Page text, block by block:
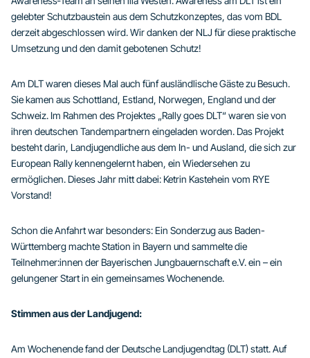
gelebter Schutzbaustein aus dem Schutzkonzeptes, das vom BDL
derzeit abgeschlossen wird. Wir danken der NLJ für diese praktische
Umsetzung und den damit gebotenen Schutz!
Am DLT waren dieses Mal auch fünf ausländlische Gäste zu Besuch.
Sie kamen aus Schottland, Estland, Norwegen, England und der
Schweiz. Im Rahmen des Projektes „Rally goes DLT“ waren sie von
ihren deutschen Tandempartnern eingeladen worden. Das Projekt
besteht darin, Landjugendliche aus dem In- und Ausland, die sich zur
European Rally kennengelernt haben, ein Wiedersehen zu
ermöglichen. Dieses Jahr mitt dabei: Ketrin Kastehein vom RYE
Vorstand!
Schon die Anfahrt war besonders: Ein Sonderzug aus Baden-
Württemberg machte Station in Bayern und sammelte die
Teilnehmer:innen der Bayerischen Jungbauernschaft e.V. ein – ein
gelungener Start in ein gemeinsames Wochenende.
Stimmen aus der Landjugend:
Am Wochenende fand der Deutsche Landjugendtag (DLT) statt. Auf